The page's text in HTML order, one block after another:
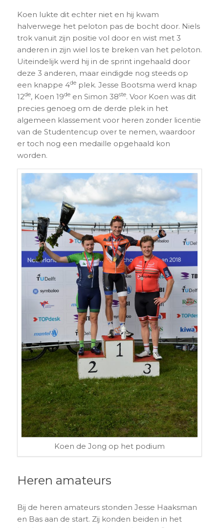
Koen lukte dit echter niet en hij kwam
halverwege het peloton pas de bocht door. Niels
trok vanuit zijn positie vol door en wist met 3
anderen in zijn wiel los te breken van het peloton.
Uiteindelijk werd hij in de sprint ingehaald door
deze 3 anderen, maar eindigde nog steeds op
een knappe 4de plek. Jesse Bootsma werd knap
12de, Koen 19de en Simon 38ste. Voor Koen was dit
precies genoeg om de derde plek in het
algemeen klassement voor heren zonder licentie
van de Studentencup over te nemen, waardoor
er toch nog een medaille opgehaald kon
worden.
Koen de Jong op het podium
Heren amateurs
Bij de heren amateurs stonden Jesse Haaksman
en Bas aan de start. Zij konden beiden in het